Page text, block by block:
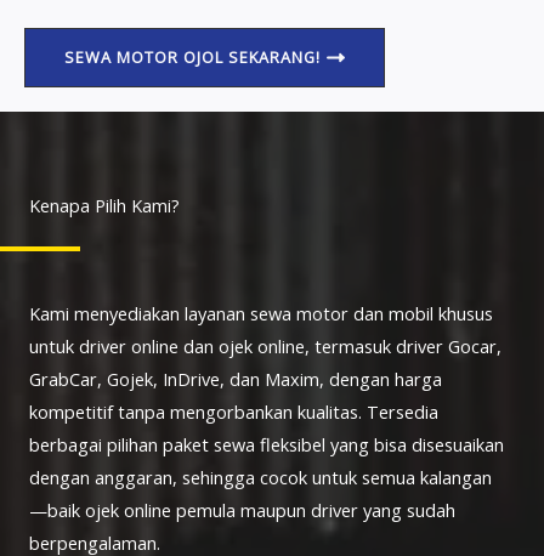
SEWA MOTOR OJOL SEKARANG!
Kenapa Pilih Kami?
Kami menyediakan layanan sewa motor dan mobil khusus
untuk driver online dan ojek online, termasuk driver Gocar,
GrabCar, Gojek, InDrive, dan Maxim, dengan harga
kompetitif tanpa mengorbankan kualitas. Tersedia
berbagai pilihan paket sewa fleksibel yang bisa disesuaikan
dengan anggaran, sehingga cocok untuk semua kalangan
—baik ojek online pemula maupun driver yang sudah
berpengalaman.